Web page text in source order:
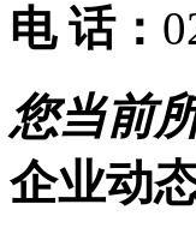
电 话：
您当前
企业动